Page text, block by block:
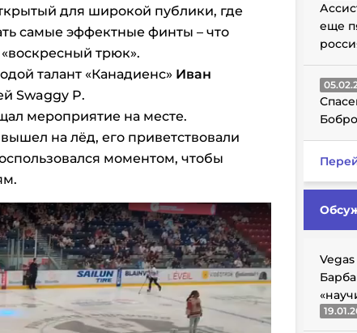
для широкой публики, где
самые эффектные финты – что
«воскресный трюк».
талант «Канадиенс» Иван
Swaggy P.
мероприятие на месте.
на лёд, его приветствовали
моментом, чтобы
еще